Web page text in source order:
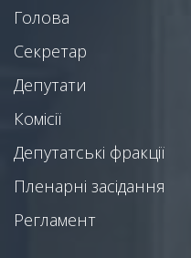
Голова
Секретар
Депутати
Комісії
Депутатські фракції
Пленарні засідання
Регламент